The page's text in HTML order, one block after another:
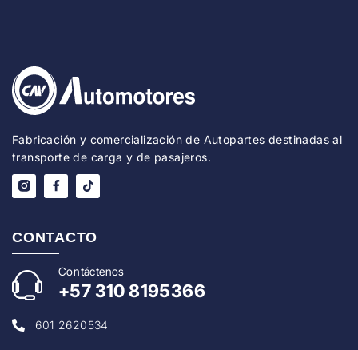
Fabricación y comercialización de Autopartes destinadas al
transporte de carga y de pasajeros.
CONTACTO
Contáctenos
+57 310 8195366
601 2620534